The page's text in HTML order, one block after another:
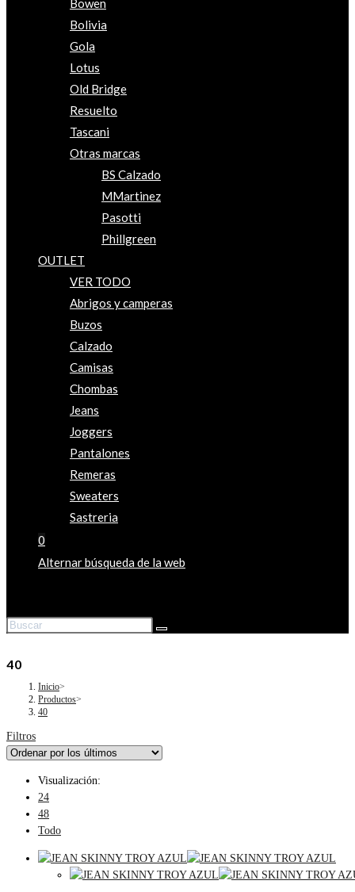
Bowen
Bolivia
Gola
Lotus
Old Bridge
Resuelto
Tascani
Otras marcas
BS Calzado
MMartinez
Pasotti
Phillgreen
OUTLET
VER TODO
Abrigos y camperas
Buzos
Calzado
Camisas
Chombas
Jeans
Joggers
Pantalones
Remeras
Sweaters
Sastreria
0
Alternar búsqueda de la web
40
Inicio>
Productos>
40
Filtros
Visualización:
24
48
Todo